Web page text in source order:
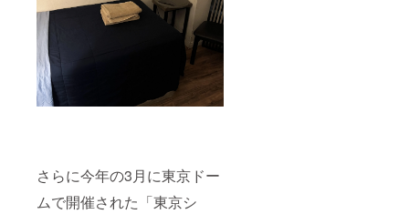
さらに今年の3月に東京ドー
ムで開催された「東京シ